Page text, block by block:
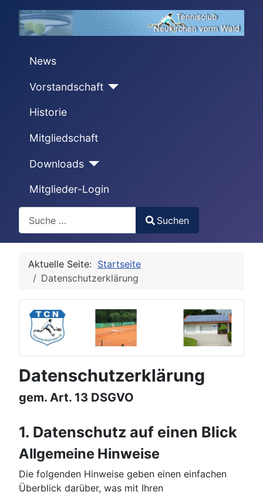
News
Vorstandschaft
Historie
Mitgliedschaft
Downloads
Mitglieder-Login
Search
Type 2 or more characters for results.
Suchen
Aktuelle Seite: Startseite
Datenschutzerklärung
Datenschutzerklärung
gem. Art. 13 DSGVO
1. Datenschutz auf einen Blick
Allgemeine Hinweise
Die folgenden Hinweise geben einen einfachen
Überblick darüber, was mit Ihren